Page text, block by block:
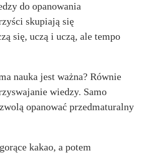
do opanowania
skupiają się
się, uczą i uczą, ale tempo
nauka jest ważna? Równie
wiedzy. Samo
opanować przedmaturalny
kakao, a potem